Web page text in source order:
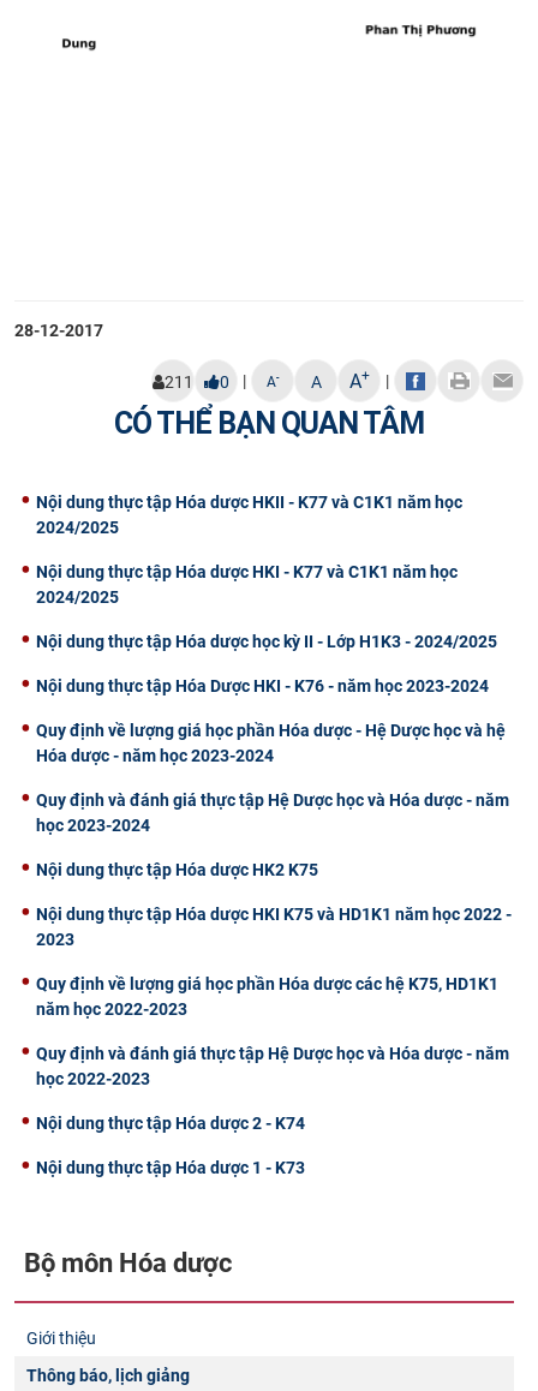
28-12-2017
211 0 | A- A A+ |
CÓ THỂ BẠN QUAN TÂM
Nội dung thực tập Hóa dược HKII - K77 và C1K1 năm học
2024/2025
Nội dung thực tập Hóa dược HKI - K77 và C1K1 năm học
2024/2025
Nội dung thực tập Hóa dược học kỳ II - Lớp H1K3 - 2024/2025
Nội dung thực tập Hóa Dược HKI - K76 - năm học 2023-2024
Quy định về lượng giá học phần Hóa dược - Hệ Dược học và hệ
Hóa dược - năm học 2023-2024
Quy định và đánh giá thực tập Hệ Dược học và Hóa dược - năm
học 2023-2024
Nội dung thực tập Hóa dược HK2 K75
Nội dung thực tập Hóa dược HKI K75 và HD1K1 năm học 2022 -
2023
Quy định về lượng giá học phần Hóa dược các hệ K75, HD1K1
năm học 2022-2023
Quy định và đánh giá thực tập Hệ Dược học và Hóa dược - năm
học 2022-2023
Nội dung thực tập Hóa dược 2 - K74
Nội dung thực tập Hóa dược 1 - K73
Bộ môn Hóa dược
Giới thiệu
Thông báo, lịch giảng